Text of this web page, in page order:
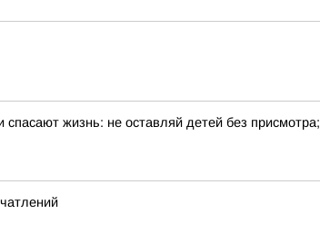
жизнь: не оставляй детей без присмотра;